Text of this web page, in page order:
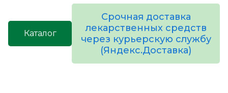
Каталог
Срочная доставка
лекарственных средств
через курьерскую службу
(Яндекс.Доставка)